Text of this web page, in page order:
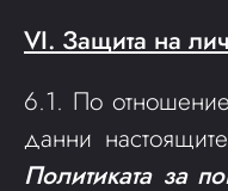
VI. Защита на
6.1. По
данни
Политиката за